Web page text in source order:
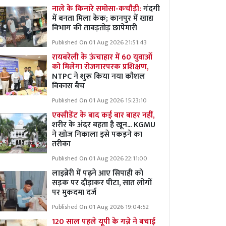
नाले के किनारे समोसा-कचौड़ी:गंदगी
में बनता मिला केक; कानपुर में खाद्य
विभाग की ताबड़तोड़ छापेमारी
Published On 01 Aug 2026 21:51:43
रायबरेली के ऊंचाहार में 60 युवाओं
को मिलेगा रोजगारपरक प्रशिक्षण,
NTPC ने शुरू किया नया कौशल
विकास बैच
Published On 01 Aug 2026 15:23:10
एक्सीडेंट के बाद कई बार बाहर नहीं,
शरीर के अंदर बहता है खून... KGMU
ने खोज निकाला इसे पकड़ने का
तरीका
Published On 01 Aug 2026 22:11:00
लाइब्रेरी में पढ़ने आए सिपाही को
सड़क पर दौड़ाकर पीटा, सात लोगों
पर मुकदमा दर्ज
Published On 01 Aug 2026 19:04:52
120 साल पहले यूपी के गन्ने ने बचाई